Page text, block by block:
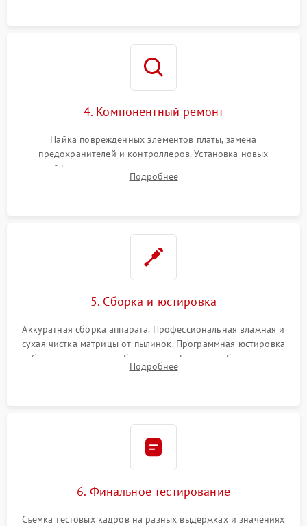
4. Компонентный ремонт
Пайка поврежденных элементов платы, замена
предохранителей и контроллеров. Установка новых
шлейфов, дисплея, механизма затвора или двигателя
автофокуса. Восстановление геометрии тубуса объектива
Подробнее
5. Сборка и юстировка
Аккуратная сборка аппарата. Профессиональная влажная и
сухая чистка матрицы от пылинок. Программная юстировка
рабочего отрезка, калибровка автофокуса, стабилизатора и
экспозамера с помощью сервисного ПО.
Подробнее
6. Финальное тестирование
Съемка тестовых кадров на разных выдержках и значениях